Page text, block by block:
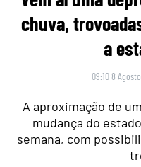
chuva,
a
09:10 8
A aproximação de
mudança do
semana, com